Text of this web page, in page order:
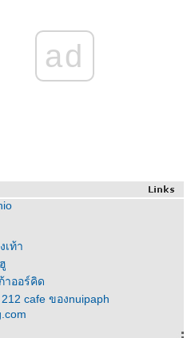
ad
เท้า
าออร์คิด
cafe ของnuipaph